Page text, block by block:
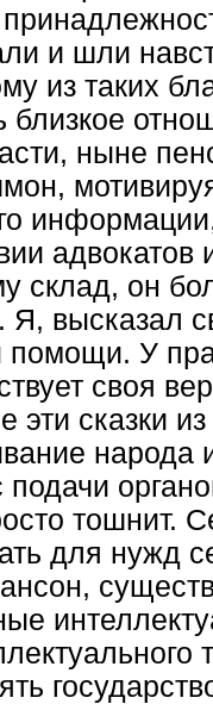
и шли
из таких
близкое
ныне
склад, он
Я, высказал
помощи. У
своя
эти сказки
народа
подачи
тошнит.
для нужд